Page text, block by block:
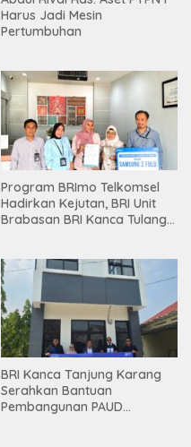
Harus Jadi Mesin
Pertumbuhan
Program BRImo Telkomsel
Hadirkan Kejutan, BRI Unit
Brabasan BRI Kanca Tulang
Mesuji
BRI Kanca Tanjung Karang
Serahkan Bantuan
Pembangunan PAUD